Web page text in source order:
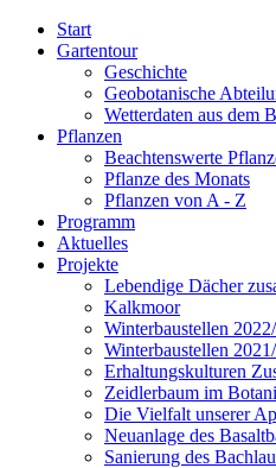
Start
Gartentour
Geschichte
Geobotanische
Wetterdaten aus dem
Pflanzen
Beachtenswerte
Pflanze des Monats
Pflanzen von A - Z
Programm
Aktuelles
Projekte
Lebendige Dächer
Kalkmoor
Winterbaustellen
Winterbaustellen
Erhaltungskulturen
Zeidlerbaum im
Die Vielfalt unserer
Neuanlage des
Sanierung des